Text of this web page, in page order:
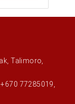
Talimoro,
77285019,